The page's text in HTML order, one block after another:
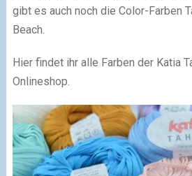
gibt es auch noch die Color-Farben
Beach.
Hier findet ihr alle Farben der Katia
Onlineshop.